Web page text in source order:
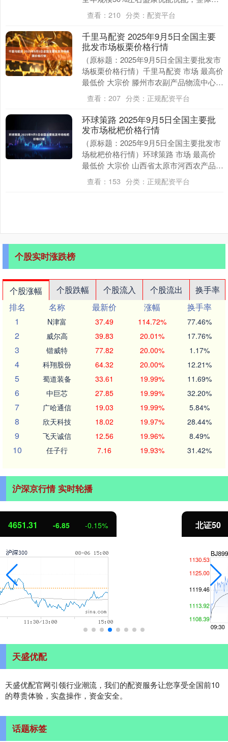
度符合预期。“国补”资金包括三个部分：
一是中央下达....
查看： 210 分类： 配资平台
千里马配资 2025年9月5日全国主要
批发市场板栗价格行情
（原标题：2025年9月5日全国主要批发市
场板栗价格行情）千里马配资 市场 最高价
最低价 大宗价 滕州市农副产品物流中心有
限公司 7.00 4.00 5.00....
查看： 207 分类： 正规配资平台
环球策路 2025年9月5日全国主要批
发市场枇杷价格行情
（原标题：2025年9月5日全国主要批发市
场枇杷价格行情）环球策路 市场 最高价
最低价 大宗价 山西省太原市河西农产品有
限公司 30.00 28.00 29.....
查看： 153 分类： 正规配资平台
个股实时涨跌榜
个股涨幅 个股跌幅 个股流入 个股流出
换手率
排名
名称 最新价 涨幅
换手率
1
N津富 37.49 114.72% 77.46%
2 威尔高 39.83 20.01% 17.76%
3 锴威特 77.82 20.00% 1.17%
4 科翔股份 64.32 20.00% 12.21%
5 蜀道装备 33.61 19.99% 11.69%
6 中巨芯 27.85 19.99% 32.20%
7 广哈通信 19.03 19.99% 5.84%
8 欣天科技 18.02 19.97% 28.44%
9 飞天诚信 12.56 19.96% 8.49%
10 任子行 7.16 19.93% 31.42%
沪深京行情 实时轮播
北证50 1122.88
天盛优配
天盛优配官网引领行业潮流，我们的配资服务让您享受全国前10
的尊贵体验，实盘操作，资金安全。
话题标签